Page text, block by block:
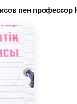
пен профессор